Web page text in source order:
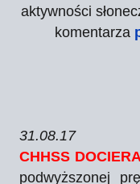
aktywności
komentarza
31.08.17
CHHSS
podwyższonej